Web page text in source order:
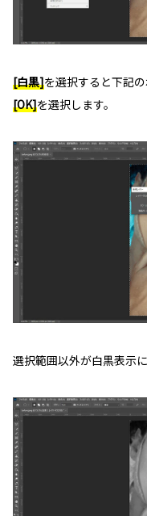
[白黒]を選択すると下記
[OK]を選択します。
選択範囲以外が白黒表示